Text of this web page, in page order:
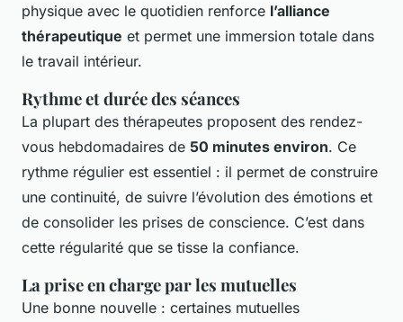
physique avec le quotidien renforce l’alliance
thérapeutique et permet une immersion totale dans
le travail intérieur.
Rythme et durée des séances
La plupart des thérapeutes proposent des rendez-
vous hebdomadaires de 50 minutes environ. Ce
rythme régulier est essentiel : il permet de construire
une continuité, de suivre l’évolution des émotions et
de consolider les prises de conscience. C’est dans
cette régularité que se tisse la confiance.
La prise en charge par les mutuelles
Une bonne nouvelle : certaines mutuelles